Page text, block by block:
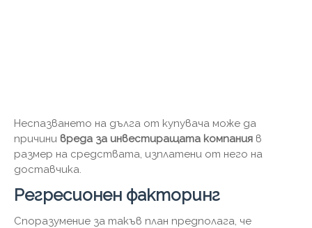
Неспазването на дълга от купувача може да
причини вреда за инвестиращата компания в
размер на средствата, изплатени от него на
доставчика.
Регресионен факторинг
Споразумение за такъв план предполага, че